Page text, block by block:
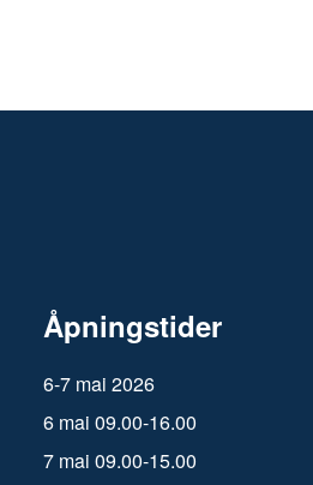
Åpningstider
6-7 mai 2026
6 mai 09.00-16.00
7 mai 09.00-15.00